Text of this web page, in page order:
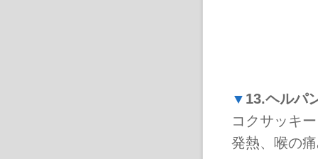
▼ 13.ヘルパ
コクサッキ
発熱、喉の